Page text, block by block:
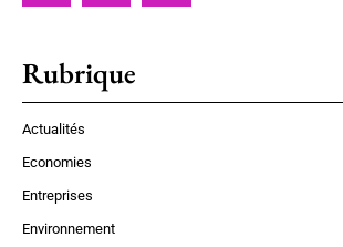
Rubrique
Actualités
Economies
Entreprises
Environnement